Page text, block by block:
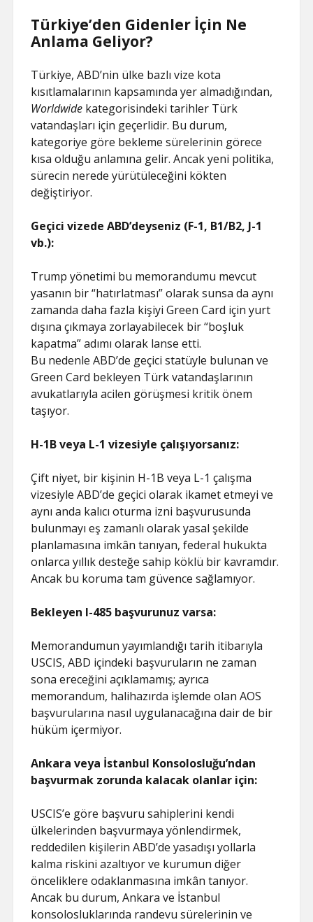
Türkiye’den Gidenler İçin Ne
Anlama Geliyor?
Türkiye, ABD’nin ülke bazlı vize kota
kısıtlamalarının kapsamında yer almadığından,
Worldwide kategorisindeki tarihler Türk
vatandaşları için geçerlidir. Bu durum,
kategoriye göre bekleme sürelerinin görece
kısa olduğu anlamına gelir. Ancak yeni politika,
sürecin nerede yürütüleceğini kökten
değiştiriyor.
Geçici vizede ABD’deyseniz (F-1, B1/B2, J-1
vb.):
Trump yönetimi bu memorandumu mevcut
yasanın bir “hatırlatması” olarak sunsa da aynı
zamanda daha fazla kişiyi Green Card için yurt
dışına çıkmaya zorlayabilecek bir “boşluk
kapatma” adımı olarak lanse etti.
Bu nedenle ABD’de geçici statüyle bulunan ve
Green Card bekleyen Türk vatandaşlarının
avukatlarıyla acilen görüşmesi kritik önem
taşıyor.
H-1B veya L-1 vizesiyle çalışıyorsanız:
Çift niyet, bir kişinin H-1B veya L-1 çalışma
vizesiyle ABD’de geçici olarak ikamet etmeyi ve
aynı anda kalıcı oturma izni başvurusunda
bulunmayı eş zamanlı olarak yasal şekilde
planlamasına imkân tanıyan, federal hukukta
onlarca yıllık desteğe sahip köklü bir kavramdır.
Ancak bu koruma tam güvence sağlamıyor.
Bekleyen I-485 başvurunuz varsa:
Memorandumun yayımlandığı tarih itibarıyla
USCIS, ABD içindeki başvuruların ne zaman
sona ereceğini açıklamamış; ayrıca
memorandum, halihazırda işlemde olan AOS
başvurularına nasıl uygulanacağına dair de bir
hüküm içermiyor.
Ankara veya İstanbul Konsolosluğu’ndan
başvurmak zorunda kalacak olanlar için:
USCIS’e göre başvuru sahiplerini kendi
ülkelerinden başvurmaya yönlendirmek,
reddedilen kişilerin ABD’de yasadışı yollarla
kalma riskini azaltıyor ve kurumun diğer
önceliklere odaklanmasına imkân tanıyor.
Ancak bu durum, Ankara ve İstanbul
konsolosluklarında randevu sürelerinin ve